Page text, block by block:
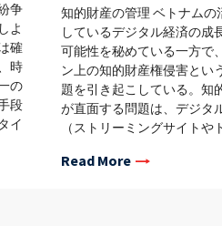
争
よ
確
時
の
段
イ
知的財産の管理 ベトナムの
しているデジタル経済の成
可能性を秘めている一方で
ン上の知的財産権侵害とい
題を引き起こしている。知
が直面する問題は、デジタ
（ストリーミングサイトや
作権侵害から、電子商取引
Read More